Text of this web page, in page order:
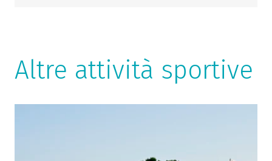
Altre attività sportive